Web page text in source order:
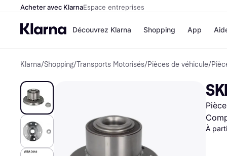
Acheter avec KlarnaEspace entreprises
Découvrez Klarna
Options de
Payer maintenant
Paiement en 3 fois
Paiement à 30 jours
Klarna sur Apple Pay
Shopping
Magasins
Airbnb
Temu
JD
App
Klarna/Shopping/Transports Motorisés/Pièces de véhicule/
À